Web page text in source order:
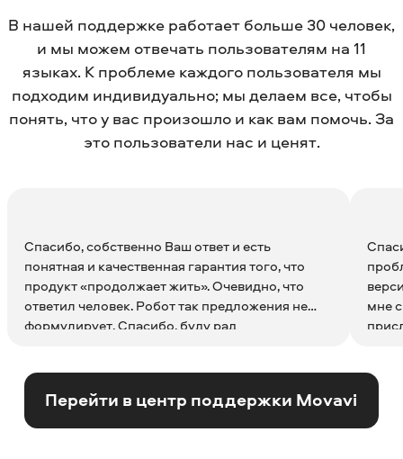
В нашей поддержке работает больше 30 человек,
и мы можем отвечать пользователям на 11
языках. К проблеме каждого пользователя мы
подходим индивидуально; мы делаем все, чтобы
понять, что у вас произошло и как вам помочь. За
это пользователи нас и ценят.
Спасибо, собственно Ваш ответ и есть
понятная и качественная гарантия того, что
продукт «продолжает жить». Очевидно, что
ответил человек. Робот так предложения не
формулирует. Спасибо, буду рад
понадобится очень плотно. Удачи и успехов!
Зря не буду беспокоить, но если что-то будет
интересовать, конечно, незамедлительно
мне
Перейти в центр поддержки Movavi